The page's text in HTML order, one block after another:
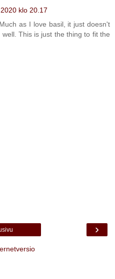
klo 20.17
as I love basil, it just doesn't
This is just the thing to fit the
›